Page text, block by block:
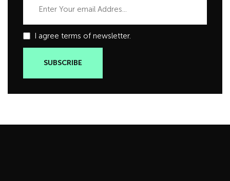
I agree terms of newsletter.